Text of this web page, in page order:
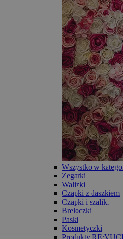
Wszystko w
Zegarki
Walizki
Czapki z daszkiem
Czapki i szaliki
Breloczki
Paski
Kosmetyczki
Produkty